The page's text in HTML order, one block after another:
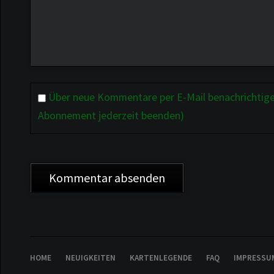
Über neue Kommentare per E-Mail
Abonnement jederzeit beenden)
Kommentar absenden
NAVIGATION
HOME NEUIGKEITEN KARTENLEGENDE FAQ